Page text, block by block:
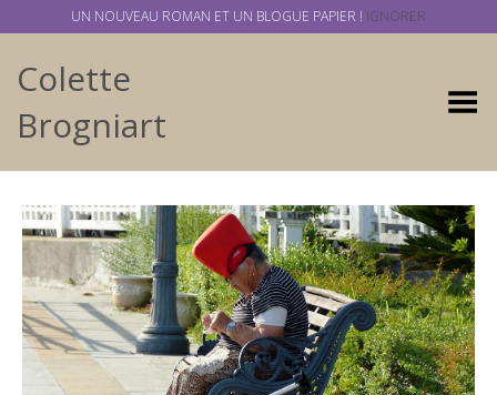
Colette
Brogniart
Basculer
UN NOUVEAU ROMAN ET UN BLOGUE PAPIER ! IGNORER